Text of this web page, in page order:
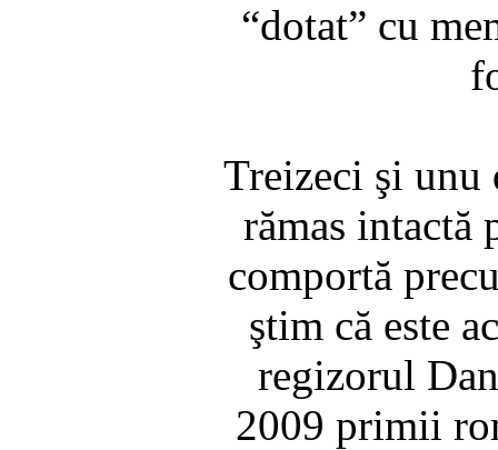
“dotat” cu
Treizeci şi unu
rămas intactă
comportă
ştim că este
regizorul
2009 primii